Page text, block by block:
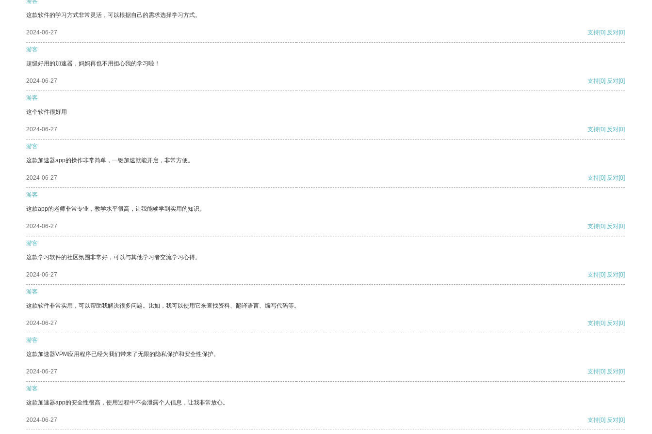
这款软件的学习方式非常灵活，可以根据自己的需求选择学习方式。
2024-06-27 支持[0] 反对[0]
游客
超级好用的加速器，妈妈再也不用担心我的学习啦！
2024-06-27 支持[0] 反对[0]
游客
这个软件很好用
2024-06-27 支持[0] 反对[0]
游客
这款加速器app的操作非常简单，一键加速就能开启，非常方便。
2024-06-27 支持[0] 反对[0]
游客
这款app的老师非常专业，教学水平很高，让我能够学到实用的知识。
2024-06-27 支持[0] 反对[0]
游客
这款学习软件的社区氛围非常好，可以与其他学习者交流学习心得。
2024-06-27 支持[0] 反对[0]
游客
这款软件非常实用，可以帮助我解决很多问题。比如，我可以使用它来查找资料、翻译语言、编写代码等。
2024-06-27 支持[0] 反对[0]
游客
这款加速器VPM应用程序已经为我们带来了无限的隐私保护和安全性保护。
2024-06-27 支持[0] 反对[0]
游客
这款加速器app的安全性很高，使用过程中不会泄露个人信息，让我非常放心。
2024-06-27 支持[0] 反对[0]